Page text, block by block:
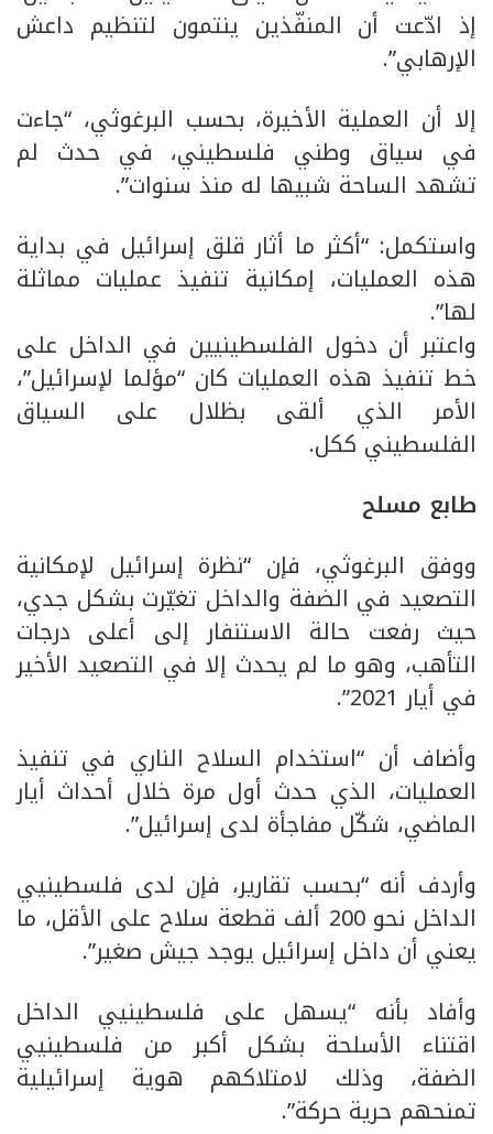
إذ ادّعت أن المنفّذين ينتمون لتنظيم داعش
الإرهابي”.
إلا أن العملية الأخيرة، بحسب البرغوثي، “جاءت
في سياق وطني فلسطيني، في حدث لم
تشهد الساحة شبيها له منذ سنوات”.
واستكمل: “أكثر ما أثار قلق إسرائيل في بداية
هذه العمليات، إمكانية تنفيذ عمليات مماثلة
لها”.
واعتبر أن دخول الفلسطينيين في الداخل على
خط تنفيذ هذه العمليات كان “مؤلما لإسرائيل”،
الأمر الذي ألقى بظلال على السياق
الفلسطيني ككل.
طابع مسلح
ووفق البرغوثي، فإن “نظرة إسرائيل لإمكانية
التصعيد في الضفة والداخل تغيّرت بشكل جدي،
حيث رفعت حالة الاستنفار إلى أعلى درجات
التأهب، وهو ما لم يحدث إلا في التصعيد الأخير
في أيار 2021”.
وأضاف أن “استخدام السلاح الناري في تنفيذ
العمليات، الذي حدث أول مرة خلال أحداث أيار
الماضي، شكّل مفاجأة لدى إسرائيل”.
وأردف أنه “بحسب تقارير، فإن لدى فلسطينيي
الداخل نحو 200 ألف قطعة سلاح على الأقل، ما
يعني أن داخل إسرائيل يوجد جيش صغير”.
وأفاد بأنه “يسهل على فلسطينيي الداخل
اقتناء الأسلحة بشكل أكبر من فلسطينيي
الضفة، وذلك لامتلاكهم هوية إسرائيلية
تمنحهم حرية حركة”.